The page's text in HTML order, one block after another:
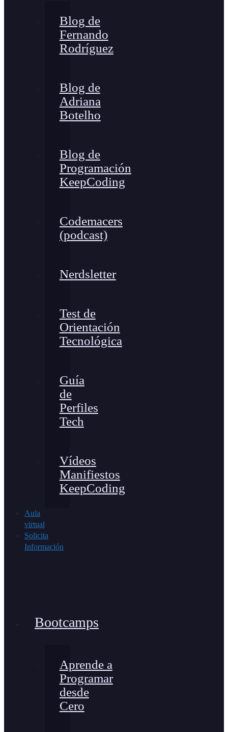
Blog de
Fernando
Rodríguez
Blog de
Adriana
Botelho
Blog de
Programación
KeepCoding
Codemacers
(podcast)
Nerdsletter
Test de
Orientación
Tecnológica
Guía
de
Perfiles
Tech
Vídeos
Manifiestos
KeepCoding
Aula
virtual
Solicita
Información
Bootcamps
Aprende a
Programar
desde
Cero